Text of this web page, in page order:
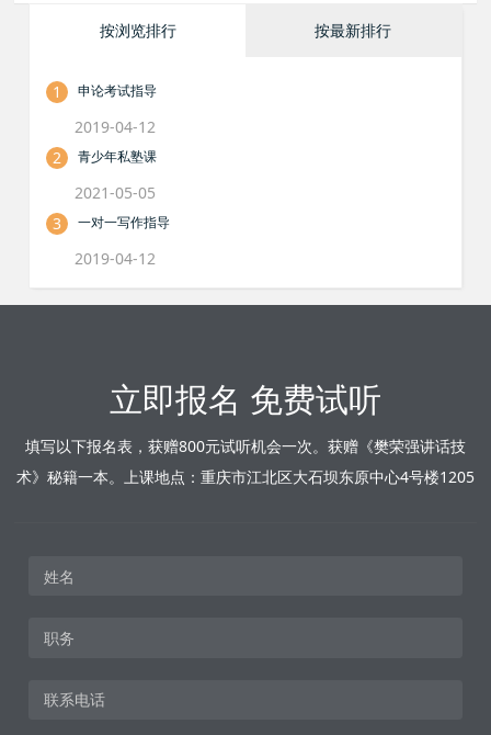
按浏览排行 按最新排行
1 申论考试指导
2019-04-12
2
青少年私塾课
2021-05-05
3
一对一写作指导
2019-04-12
立即报名 免费试听
填写以下报名表，获赠800元试听机会一次。获赠《樊荣强讲话技
术》秘籍一本。上课地点：重庆市江北区大石坝东原中心4号楼1205